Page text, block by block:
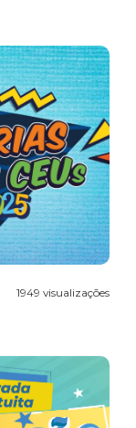
1949 visualizações